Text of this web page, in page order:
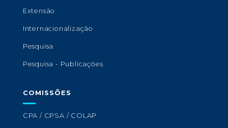
Extensão
Internacionalização
Pesquisa
Pesquisa - Publicações
COMISSÕES
CPA / CPSA / COLAP